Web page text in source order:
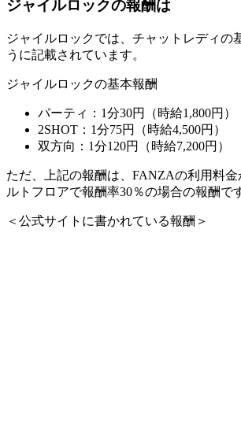
ジャイルロックの報酬は
ジャイルロックでは、チャットレディの
うに記載されています。
ジャイルロックの基本報酬
パーティ：1分30円（時給1,800円）
2SHOT：1分75円（時給4,500円）
双方向：1分120円（時給7,200円）
ただ、上記の報酬は、FANZAの利用料
ルトフロアで報酬率30％の場合の報酬で
＜公式サイトに書かれている報酬＞